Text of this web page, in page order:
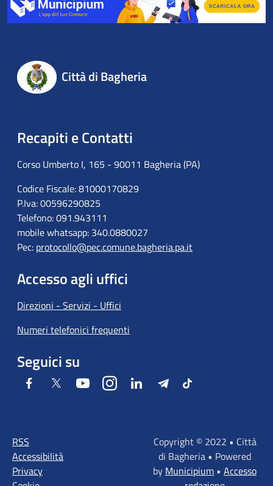
Città di Bagheria
Recapiti e Contatti
Corso Umberto I, 165 - 90011 Bagheria (PA)
Codice Fiscale: 81000170829
P.Iva: 00596290825
Telefono: 091.943111
mobile whatsapp: 340.0880027
Pec: protocollo@pec.comune.bagheria.pa.it
Accesso agli uffici
Direzioni - Servizi - Uffici
Numeri telefonici frequenti
Seguici su
Facebook Twitter YoutubeInstagramLinkedIn TelegramTiktok
RSS
Accessibilità
Privacy
Copyright © 2022 • Città
di Bagheria • Powered
by Municipium • Accesso